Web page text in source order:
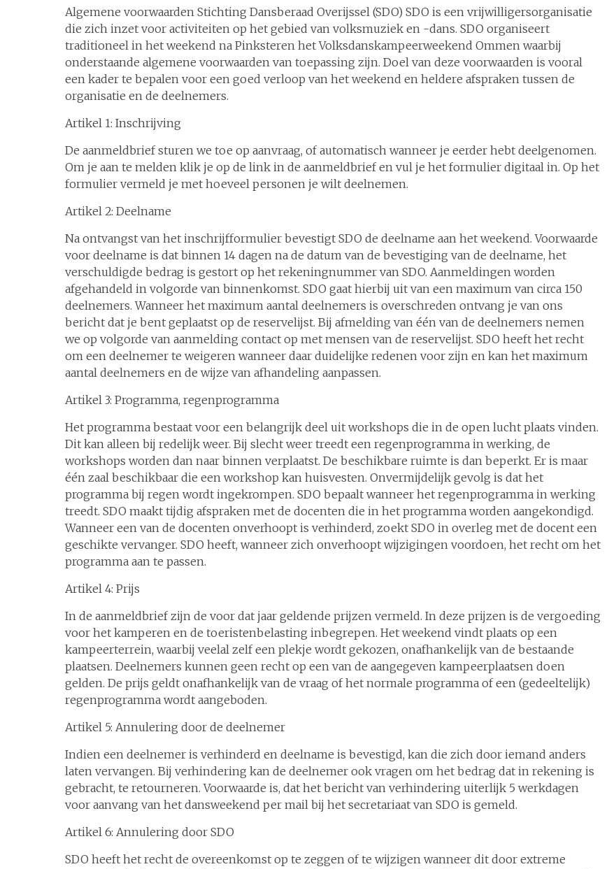
Algemene voorwaarden Stichting Dansberaad Overijssel (SDO) SDO is een vrijwilligersorganisatie
die zich inzet voor activiteiten op het gebied van volksmuziek en -dans. SDO organiseert
traditioneel in het weekend na Pinksteren het Volksdanskampeerweekend Ommen waarbij
onderstaande algemene voorwaarden van toepassing zijn. Doel van deze voorwaarden is vooral
een kader te bepalen voor een goed verloop van het weekend en heldere afspraken tussen de
organisatie en de deelnemers.
Artikel 1: Inschrijving
De aanmeldbrief sturen we toe op aanvraag, of automatisch wanneer je eerder hebt deelgenomen.
Om je aan te melden klik je op de link in de aanmeldbrief en vul je het formulier digitaal in. Op het
formulier vermeld je met hoeveel personen je wilt deelnemen.
Artikel 2: Deelname
Na ontvangst van het inschrijfformulier bevestigt SDO de deelname aan het weekend. Voorwaarde
voor deelname is dat binnen 14 dagen na de datum van de bevestiging van de deelname, het
verschuldigde bedrag is gestort op het rekeningnummer van SDO. Aanmeldingen worden
afgehandeld in volgorde van binnenkomst. SDO gaat hierbij uit van een maximum van circa 150
deelnemers. Wanneer het maximum aantal deelnemers is overschreden ontvang je van ons
bericht dat je bent geplaatst op de reservelijst. Bij afmelding van één van de deelnemers nemen
we op volgorde van aanmelding contact op met mensen van de reservelijst. SDO heeft het recht
om een deelnemer te weigeren wanneer daar duidelijke redenen voor zijn en kan het maximum
aantal deelnemers en de wijze van afhandeling aanpassen.
Artikel 3: Programma, regenprogramma
Het programma bestaat voor een belangrijk deel uit workshops die in de open lucht plaats vinden.
Dit kan alleen bij redelijk weer. Bij slecht weer treedt een regenprogramma in werking, de
workshops worden dan naar binnen verplaatst. De beschikbare ruimte is dan beperkt. Er is maar
één zaal beschikbaar die een workshop kan huisvesten. Onvermijdelijk gevolg is dat het
programma bij regen wordt ingekrompen. SDO bepaalt wanneer het regenprogramma in werking
treedt. SDO maakt tijdig afspraken met de docenten die in het programma worden aangekondigd.
Wanneer een van de docenten onverhoopt is verhinderd, zoekt SDO in overleg met de docent een
geschikte vervanger. SDO heeft, wanneer zich onverhoopt wijzigingen voordoen, het recht om het
programma aan te passen.
Artikel 4: Prijs
In de aanmeldbrief zijn de voor dat jaar geldende prijzen vermeld. In deze prijzen is de vergoeding
voor het kamperen en de toeristenbelasting inbegrepen. Het weekend vindt plaats op een
kampeerterrein, waarbij veelal zelf een plekje wordt gekozen, onafhankelijk van de bestaande
plaatsen. Deelnemers kunnen geen recht op een van de aangegeven kampeerplaatsen doen
gelden. De prijs geldt onafhankelijk van de vraag of het normale programma of een (gedeeltelijk)
regenprogramma wordt aangeboden.
Artikel 5: Annulering door de deelnemer
Indien een deelnemer is verhinderd en deelname is bevestigd, kan die zich door iemand anders
laten vervangen. Bij verhindering kan de deelnemer ook vragen om het bedrag dat in rekening is
gebracht, te retourneren. Voorwaarde is, dat het bericht van verhindering uiterlijk 5 werkdagen
voor aanvang van het dansweekend per mail bij het secretariaat van SDO is gemeld.
Artikel 6: Annulering door SDO
SDO heeft het recht de overeenkomst op te zeggen of te wijzigen wanneer dit door extreme